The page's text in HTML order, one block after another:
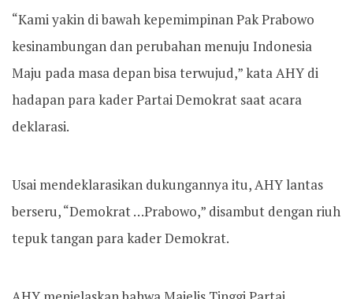
“Kami yakin di bawah kepemimpinan Pak Prabowo
kesinambungan dan perubahan menuju Indonesia
Maju pada masa depan bisa terwujud,” kata AHY di
hadapan para kader Partai Demokrat saat acara
deklarasi.
Usai mendeklarasikan dukungannya itu, AHY lantas
berseru, “Demokrat …Prabowo,” disambut dengan riuh
tepuk tangan para kader Demokrat.